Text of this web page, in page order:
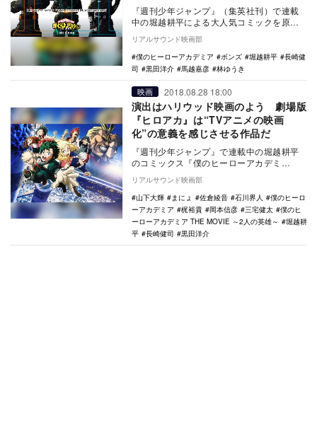
『週刊少年ジャンプ』（集英社刊）で連載
中の堀越耕平による大人気コミックを原作
とするアニメシリーズ『僕のヒーローアカ
デミア』の劇場…
リアルサウンド映画部
僕のヒーローアカデミア
ボンズ 堀越耕平
長崎健
司
黒田洋介 馬越嘉彦 林ゆうき
映画 2018.08.28 18:00
演出はハリウッド映画のよう 劇場版
『ヒロアカ』は“TVアニメの映画
化”の意義を感じさせる作品だ
『週刊少年ジャンプ』で連載中の堀越耕平
のコミックス『僕のヒーローアカデミ
ア』。テレビアニメ3期も絶賛放送中だが、
初の劇場版『僕の…
リアルサウンド映画部
山下大輝
まにょ 佐倉綾音 石川界人
僕のヒーロ
ーアカデミア
梶裕貴 岡本信彦 三宅健太
僕のヒ
ーローアカデミア THE MOVIE ～2人の英雄～
堀越耕
平
長崎健司 黒田洋介